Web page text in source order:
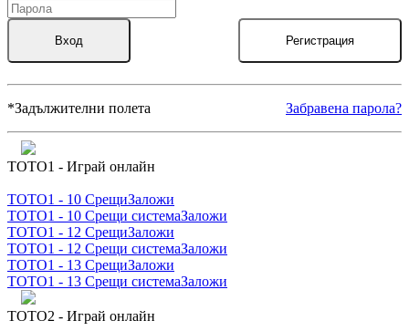
Вход Регистрация
*Задължителни полета Забравена парола?
ТОТО1 - Играй онлайн
ТОТО1 - 10 СрещиЗаложи
ТОТО1 - 10 Срещи системаЗаложи
ТОТО1 - 12 СрещиЗаложи
ТОТО1 - 12 Срещи системаЗаложи
ТОТО1 - 13 СрещиЗаложи
ТОТО1 - 13 Срещи системаЗаложи
ТОТО2 - Играй онлайн